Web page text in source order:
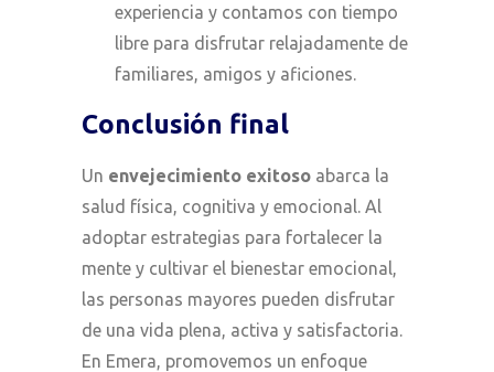
experiencia y contamos con tiempo
libre para disfrutar relajadamente de
familiares, amigos y aficiones.
Conclusión final
Un envejecimiento exitoso abarca la
salud física, cognitiva y emocional. Al
adoptar estrategias para fortalecer la
mente y cultivar el bienestar emocional,
las personas mayores pueden disfrutar
de una vida plena, activa y satisfactoria.
En Emera, promovemos un enfoque